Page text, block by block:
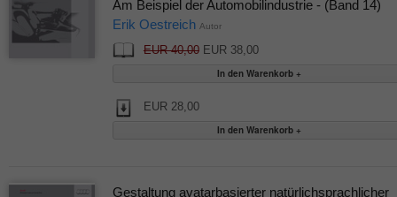
Am Beispiel der Automobilindustrie - (Band 14)
Erik Oestreich Autor
EUR 40,00EUR 38,00
EUR 28,00
Gestaltung avatarbasierter natürlichsprachlicher